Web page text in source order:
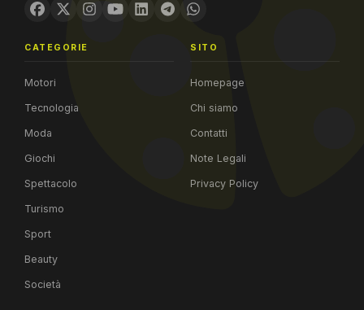
CATEGORIE
Motori
Tecnologia
Moda
Giochi
Spettacolo
Turismo
Sport
Beauty
Società
SITO
Homepage
Chi siamo
Contatti
Note Legali
Privacy Policy